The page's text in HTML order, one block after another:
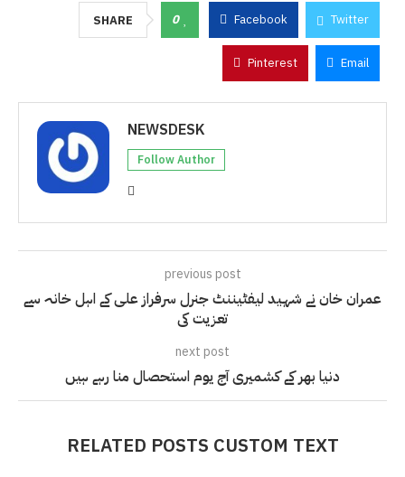
SHARE 0 Facebook Twitter
Pinterest Email
NEWSDESK
Follow Author
previous post
عمران خان نے شہید لیفٹیننٹ جنرل سرفراز علی کے اہل خانہ سے
تعزیت کی
next post
دنیا بھر کے کشمیری آج یوم استحصال منا رہے ہیں
RELATED POSTS CUSTOM TEXT